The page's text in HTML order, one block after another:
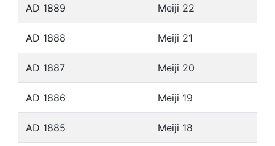
AD 1889 Meiji 22
AD 1888 Meiji 21
AD 1887 Meiji 20
AD 1886 Meiji 19
AD 1885 Meiji 18